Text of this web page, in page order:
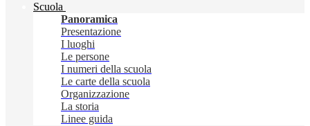
Scuola
Panoramica
Presentazione
I luoghi
Le persone
I numeri della scuola
Le carte della scuola
Organizzazione
La storia
Linee guida